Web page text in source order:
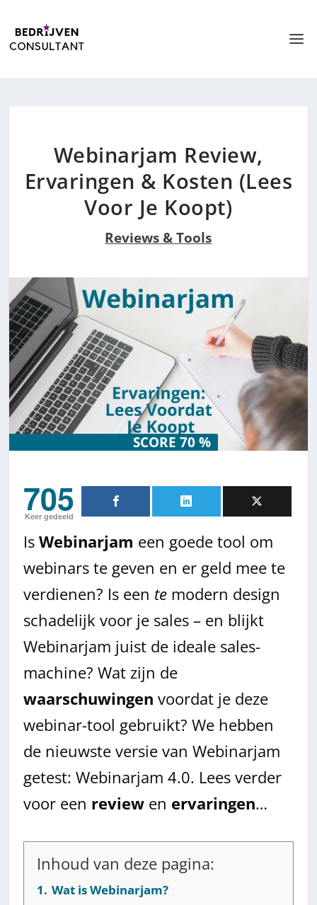
Webinarjam Review,
Ervaringen & Kosten (Lees
Voor Je Koopt)
Reviews & Tools
SCORE 70 %
SCORE 70 %
705
Keer gedeeld
IsWebinarjam een goede tool om
webinars te geven en er geld mee te
verdienen? Is een te modern design
schadelijk voor je sales – en blijkt
Webinarjam juist de ideale sales-
machine? Wat zijn de
waarschuwingenvoordat je deze
webinar-tool gebruikt? We hebben
de nieuwste versie van Webinarjam
getest: Webinarjam 4.0. Lees verder
voor een review en ervaringen…
Inhoud van deze pagina:
1. Wat is Webinarjam?